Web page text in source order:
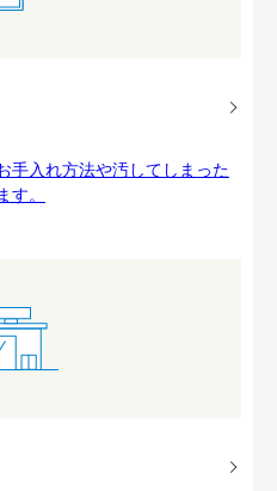
手入れ方法や汚してしまった
。